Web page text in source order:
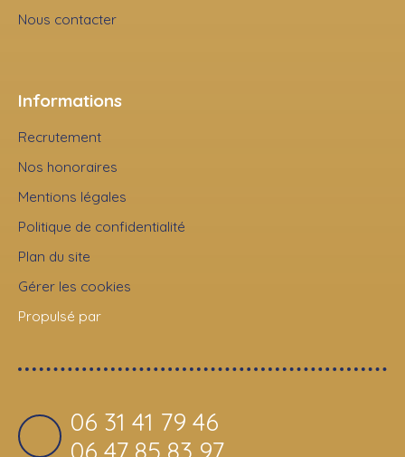
Nous contacter
Informations
Recrutement
Nos honoraires
Mentions légales
Politique de confidentialité
Plan du site
Gérer les cookies
Propulsé par
06 31 41 79 46